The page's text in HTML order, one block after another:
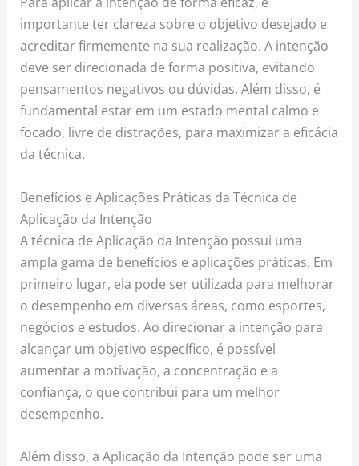
importante ter clareza sobre o objetivo desejado e
acreditar firmemente na sua realização. A intenção
deve ser direcionada de forma positiva, evitando
pensamentos negativos ou dúvidas. Além disso, é
fundamental estar em um estado mental calmo e
focado, livre de distrações, para maximizar a eficácia
da técnica.
Benefícios e Aplicações Práticas da Técnica de
Aplicação da Intenção
A técnica de Aplicação da Intenção possui uma
ampla gama de benefícios e aplicações práticas. Em
primeiro lugar, ela pode ser utilizada para melhorar
o desempenho em diversas áreas, como esportes,
negócios e estudos. Ao direcionar a intenção para
alcançar um objetivo específico, é possível
aumentar a motivação, a concentração e a
confiança, o que contribui para um melhor
desempenho.
Além disso, a Aplicação da Intenção pode ser uma